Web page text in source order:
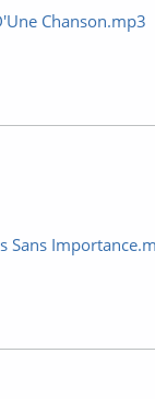
Chanson.mp3
Sans